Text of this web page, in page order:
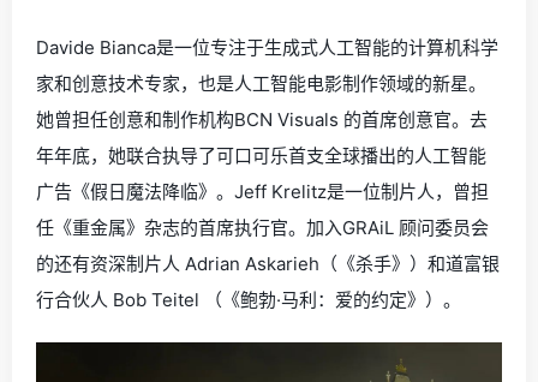
Davide Bianca是一位专注于生成式人工智能的计算机科学
家和创意技术专家，也是人工智能电影制作领域的新星。
她曾担任创意和制作机构BCN Visuals 的首席创意官。去
年年底，她联合执导了可口可乐首支全球播出的人工智能
广告《假日魔法降临》。Jeff Krelitz是一位制片人，曾担
任《重金属》杂志的首席执行官。加入GRAiL 顾问委员会
的还有资深制片人 Adrian Askarieh（《杀手》）和道富银
行合伙人 Bob Teitel （《鲍勃·马利：爱的约定》）。